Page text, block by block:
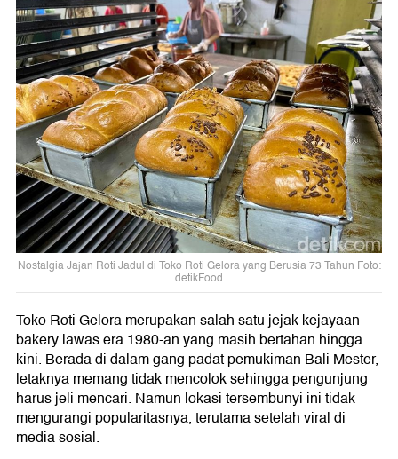
Nostalgia Jajan Roti Jadul di Toko Roti Gelora yang Berusia 73 Tahun Foto:
detikFood
Toko Roti Gelora merupakan salah satu jejak kejayaan
bakery lawas era 1980-an yang masih bertahan hingga
kini. Berada di dalam gang padat pemukiman Bali Mester,
letaknya memang tidak mencolok sehingga pengunjung
harus jeli mencari. Namun lokasi tersembunyi ini tidak
mengurangi popularitasnya, terutama setelah viral di
media sosial.